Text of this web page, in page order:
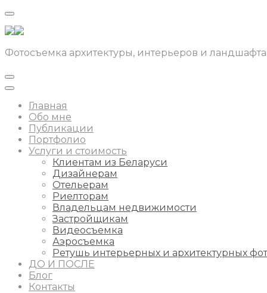
Фотосъемка архитектуры, интерьеров и ландшафта
Главная
Обо мне
Публикации
Портфолио
Услуги и стоимость
Клиентам из Беларуси
Дизайнерам
Отельерам
Риелторам
Владельцам недвижимости
Застройщикам
Видеосъемка
Аэросъемка
Ретушь интерьерных и архитектурных
ДО И ПОСЛЕ
Блог
Контакты